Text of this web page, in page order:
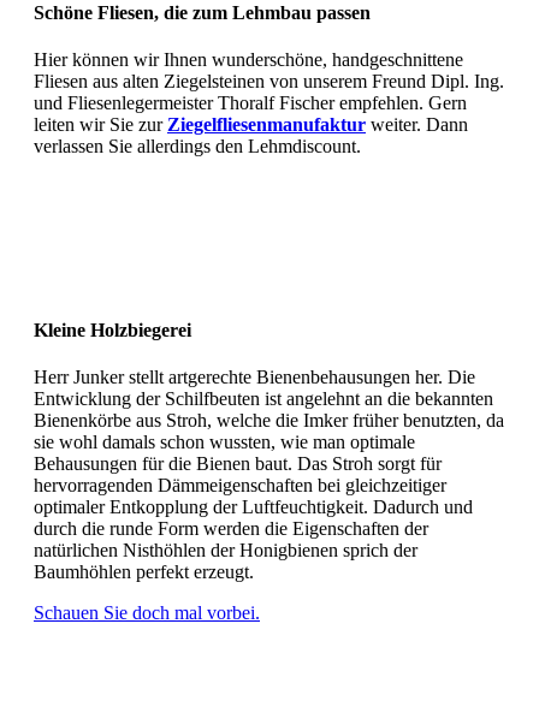
Schöne Fliesen, die zum Lehmbau passen
Hier können wir Ihnen wunderschöne, handgeschnittene
Fliesen aus alten Ziegelsteinen von unserem Freund Dipl. Ing.
und Fliesenlegermeister Thoralf Fischer empfehlen. Gern
leiten wir Sie zur Ziegelfliesenmanufaktur weiter. Dann
verlassen Sie allerdings den Lehmdiscount.
Kleine Holzbiegerei
Herr Junker stellt artgerechte Bienenbehausungen her. Die
Entwicklung der Schilfbeuten ist angelehnt an die bekannten
Bienenkörbe aus Stroh, welche die Imker früher benutzten, da
sie wohl damals schon wussten, wie man optimale
Behausungen für die Bienen baut. Das Stroh sorgt für
hervorragenden Dämmeigenschaften bei gleichzeitiger
optimaler Entkopplung der Luftfeuchtigkeit. Dadurch und
durch die runde Form werden die Eigenschaften der
natürlichen Nisthöhlen der Honigbienen sprich der
Baumhöhlen perfekt erzeugt.
Schauen Sie doch mal vorbei.